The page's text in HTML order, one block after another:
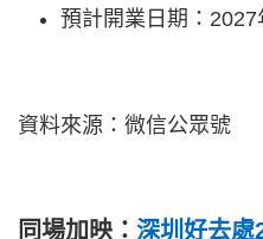
預計開業日期：2027
資料來源：微信公眾號
同場加映： 深圳好去處